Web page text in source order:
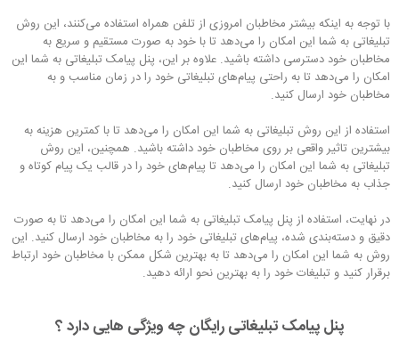
با توجه به اینکه بیشتر مخاطبان امروزی از تلفن همراه استفاده می‌کنند، این روش
تبلیغاتی به شما این امکان را می‌دهد تا با خود به صورت مستقیم و سریع به
مخاطبان خود دسترسی داشته باشید. علاوه بر این، پنل پیامک تبلیغاتی به شما این
امکان را می‌دهد تا به راحتی پیام‌های تبلیغاتی خود را در زمان مناسب و به
مخاطبان خود ارسال کنید.
استفاده از این روش تبلیغاتی به شما این امکان را می‌دهد تا با کمترین هزینه به
بیشترین تاثیر واقعی بر روی مخاطبان خود داشته باشید. همچنین، این روش
تبلیغاتی به شما این امکان را می‌دهد تا پیام‌های خود را در قالب یک پیام کوتاه و
جذاب به مخاطبان خود ارسال کنید.
در نهایت، استفاده از پنل پیامک تبلیغاتی به شما این امکان را می‌دهد تا به صورت
دقیق و دسته‌بندی شده، پیام‌های تبلیغاتی خود را به مخاطبان خود ارسال کنید. این
روش به شما این امکان را می‌دهد تا به بهترین شکل ممکن با مخاطبان خود ارتباط
برقرار کنید و تبلیغات خود را به بهترین نحو ارائه دهید.
پنل پیامک تبلیغاتی رایگان چه ویژگی هایی دارد ؟